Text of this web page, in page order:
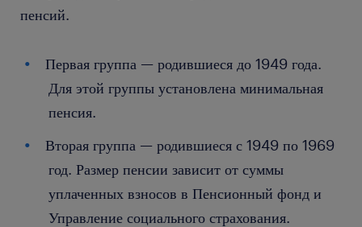
пенсий.
Первая группа — родившиеся до 1949 года.
Для этой группы установлена минимальная
пенсия.
Вторая группа — родившиеся с 1949 по 1969
год. Размер пенсии зависит от суммы
уплаченных взносов в Пенсионный фонд и
Управление социального страхования.